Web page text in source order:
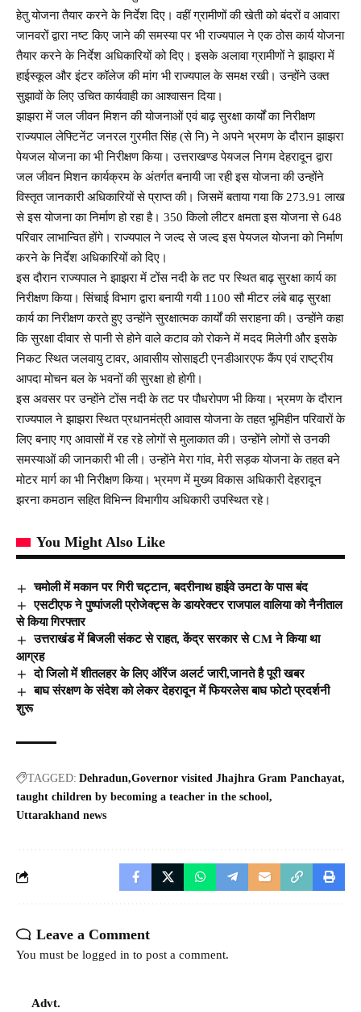
हेतु योजना तैयार करने के निर्देश दिए। वहीं ग्रामीणों की खेती को बंदरों व आवारा
जानवरों द्वारा नष्ट किए जाने की समस्या पर भी राज्यपाल ने एक ठोस कार्य योजना
तैयार करने के निर्देश अधिकारियों को दिए। इसके अलावा ग्रामीणों ने झाझरा में
हाईस्कूल और इंटर कॉलेज की मांग भी राज्यपाल के समक्ष रखी। उन्होंने उक्त
सुझावों के लिए उचित कार्यवाही का आश्वासन दिया।
झाझरा में जल जीवन मिशन की योजनाओं एवं बाढ़ सुरक्षा कार्यों का निरीक्षण
राज्यपाल लेफ्टिनेंट जनरल गुरमीत सिंह (से नि) ने अपने भ्रमण के दौरान झाझरा
पेयजल योजना का भी निरीक्षण किया। उत्तराखण्ड पेयजल निगम देहरादून द्वारा
जल जीवन मिशन कार्यक्रम के अंतर्गत बनायी जा रही इस योजना की उन्होंने
विस्तृत जानकारी अधिकारियों से प्राप्त की। जिसमें बताया गया कि 273.91 लाख
से इस योजना का निर्माण हो रहा है। 350 किलो लीटर क्षमता इस योजना से 648
परिवार लाभान्वित होंगे। राज्यपाल ने जल्द से जल्द इस पेयजल योजना को निर्माण
करने के निर्देश अधिकारियों को दिए।
इस दौरान राज्यपाल ने झाझरा में टोंस नदी के तट पर स्थित बाढ़ सुरक्षा कार्य का
निरीक्षण किया। सिंचाई विभाग द्वारा बनायी गयी 1100 सौ मीटर लंबे बाढ़ सुरक्षा
कार्य का निरीक्षण करते हुए उन्होंने सुरक्षात्मक कार्यों की सराहना की। उन्होंने कहा
कि सुरक्षा दीवार से पानी से होने वाले कटाव को रोकने में मदद मिलेगी और इसके
निकट स्थित जलवायु टावर, आवासीय सोसाइटी एनडीआरएफ कैंप एवं राष्ट्रीय
आपदा मोचन बल के भवनों की सुरक्षा हो होगी।
इस अवसर पर उन्होंने टोंस नदी के तट पर पौधरोपण भी किया। भ्रमण के दौरान
राज्यपाल ने झाझरा स्थित प्रधानमंत्री आवास योजना के तहत भूमिहीन परिवारों के
लिए बनाए गए आवासों में रह रहे लोगों से मुलाकात की। उन्होंने लोगों से उनकी
समस्याओं की जानकारी भी ली। उन्होंने मेरा गांव, मेरी सड़क योजना के तहत बने
मोटर मार्ग का भी निरीक्षण किया। भ्रमण में मुख्य विकास अधिकारी देहरादून
झरना कमठान सहित विभिन्न विभागीय अधिकारी उपस्थित रहे।
You Might Also Like
चमोली में मकान पर गिरी चट्टान, बदरीनाथ हाईवे उमटा के पास बंद
एसटीएफ ने पुष्पांजली प्रोजेक्ट्स के डायरेक्टर राजपाल वालिया को नैनीताल
से किया गिरफ्तार
उत्तराखंड में बिजली संकट से राहत, केंद्र सरकार से CM ने किया था
आग्रह
दो जिलो में शीतलहर के लिए ऑरेंज अलर्ट जारी,जानते है पूरी खबर
बाघ संरक्षण के संदेश को लेकर देहरादून में फियरलेस बाघ फोटो प्रदर्शनी
शुरू
TAGGED: Dehradun Governor visited Jhajhra Gram Panchayat
taught children by becoming a teacher in the school
Uttarakhand news
Leave a Comment
You must be logged in to post a comment.
Advt.